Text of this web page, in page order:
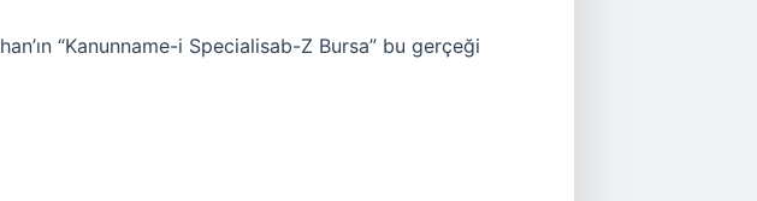
“Kanunname-i Specialisab-Z Bursa” bu gerçeği